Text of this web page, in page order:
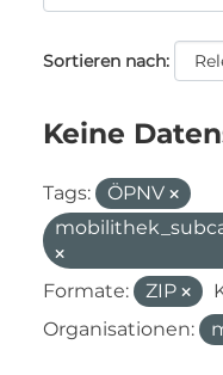
Sortieren nach
Keine
Tags:
ÖPNV
Formate: ZIP
Organisationen: